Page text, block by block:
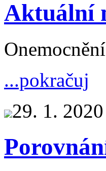
Aktuální
...pokračuj
29. 1.